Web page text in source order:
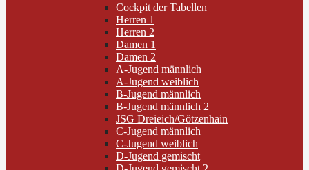
Cockpit der Tabellen
Herren 1
Herren 2
Damen 1
Damen 2
A-Jugend männlich
A-Jugend weiblich
B-Jugend männlich
B-Jugend männlich 2
JSG Dreieich/Götzenhain
C-Jugend männlich
C-Jugend weiblich
D-Jugend gemischt